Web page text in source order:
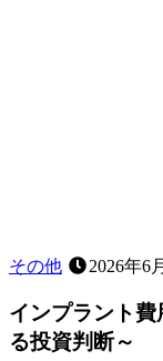
その他
2026年6
インプラント
る投資判断～